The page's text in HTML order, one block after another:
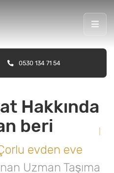
0530 134 71 54
Hakkında
beri
evden eve
Uzman Taşıma